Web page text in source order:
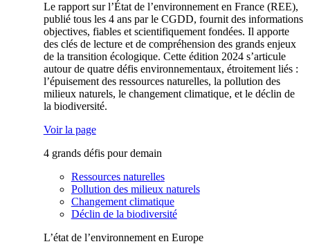
Le rapport sur l’État de l’environnement en France (REE),
publié tous les 4 ans par le CGDD, fournit des informations
objectives, fiables et scientifiquement fondées. Il apporte
des clés de lecture et de compréhension des grands enjeux
de la transition écologique. Cette édition 2024 s’articule
autour de quatre défis environnementaux, étroitement liés :
l’épuisement des ressources naturelles, la pollution des
milieux naturels, le changement climatique, et le déclin de
la biodiversité.
Voir la page
4 grands défis pour demain
Ressources naturelles
Pollution des milieux naturels
Changement climatique
Déclin de la biodiversité
L’état de l’environnement en Europe